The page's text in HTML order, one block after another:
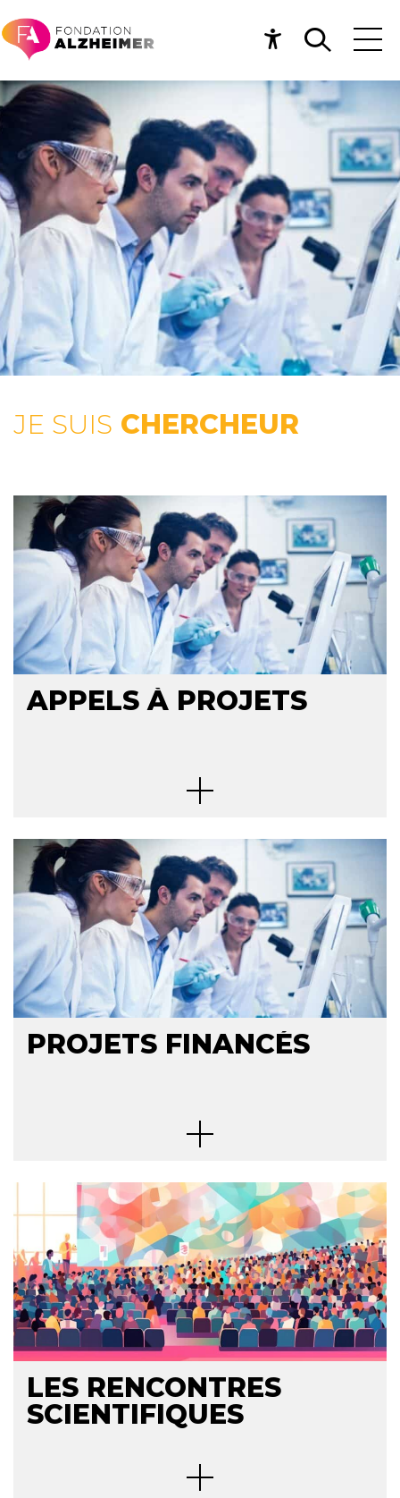
JE SUIS CHERCHEUR
APPELS À PROJETS
PROJETS FINANCÉS
LES RENCONTRES
SCIENTIFIQUES